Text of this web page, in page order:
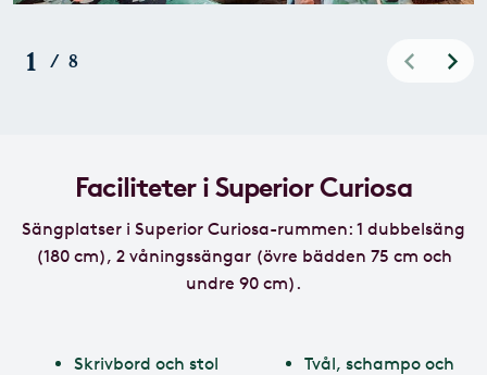
1 / 8
Faciliteter i Superior Curiosa
Sängplatser i Superior Curiosa-rummen: 1 dubbelsäng
(180 cm), 2 våningssängar (övre bädden 75 cm och
undre 90 cm) .
Skrivbord och stol
Tvål, schampo och